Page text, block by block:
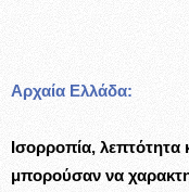
Αρχαία Ελλάδα:
Ισορροπία, λεπτότητα
μπορούσαν να